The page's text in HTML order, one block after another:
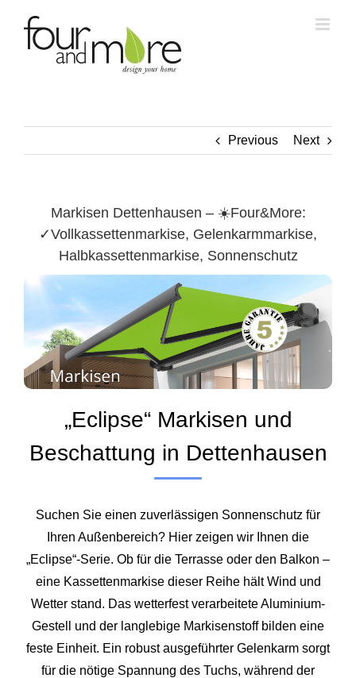
content
Previous Next
Markisen Dettenhausen – ☀️Four&More:
✓Vollkassettenmarkise, Gelenkarmmarkise,
Halbkassettenmarkise, Sonnenschutz
„Eclipse“ Markisen und
Beschattung in Dettenhausen
Suchen Sie einen zuverlässigen Sonnenschutz für
Ihren Außenbereich? Hier zeigen wir Ihnen die
„Eclipse“-Serie. Ob für die Terrasse oder den Balkon –
eine Kassettenmarkise dieser Reihe hält Wind und
Wetter stand. Das wetterfest verarbeitete Aluminium-
Gestell und der langlebige Markisenstoff bilden eine
feste Einheit. Ein robust ausgeführter Gelenkarm sorgt
für die nötige Spannung des Tuchs, während der